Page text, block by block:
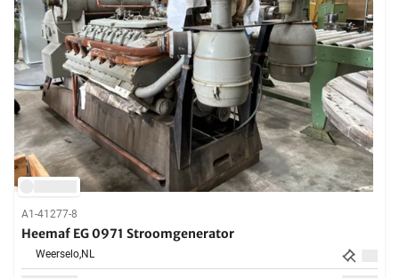
A1-41277-8
Heemaf EG 0971 Stroomgenerator
Weerselo,NL